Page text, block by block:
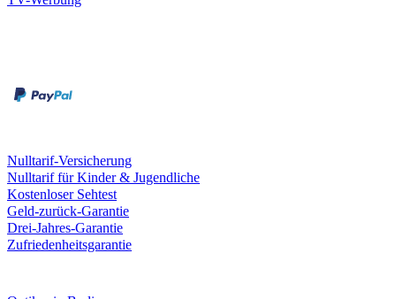
Nulltarif-Versicherung
Nulltarif für Kinder & Jugendliche
Kostenloser Sehtest
Geld-zurück-Garantie
Drei-Jahres-Garantie
Zufriedenheitsgarantie